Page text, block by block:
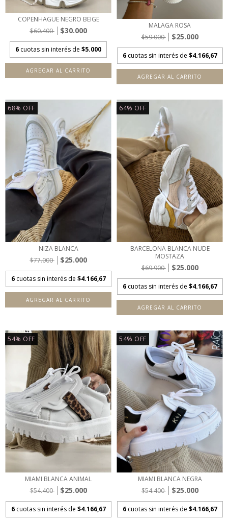
COPENHAGUE NEGRO BEIGE
$60.400
$30.000
6 cuotas sin interés de $5.000
AGREGAR AL CARRITO
MALAGA ROSA
$59.000
$25.000
6 cuotas sin interés de $4.166,67
AGREGAR AL CARRITO
68% OFF
NIZA BLANCA
$77.000
$25.000
6 cuotas sin interés de $4.166,67
AGREGAR AL CARRITO
64% OFF
BARCELONA BLANCA NUDE
MOSTAZA
$69.900
$25.000
6 cuotas sin interés de $4.166,67
AGREGAR AL CARRITO
54% OFF
MIAMI BLANCA ANIMAL
$54.400
$25.000
6 cuotas sin interés de $4.166,67
54% OFF
MIAMI BLANCA NEGRA
$54.400
$25.000
6 cuotas sin interés de $4.166,67